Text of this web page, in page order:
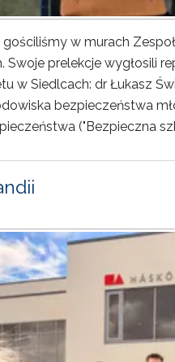
w murach
Swoje prelekcje wygłosili
w Siedlcach: dr Łukasz
bezpieczeństwa
("Bezpieczna